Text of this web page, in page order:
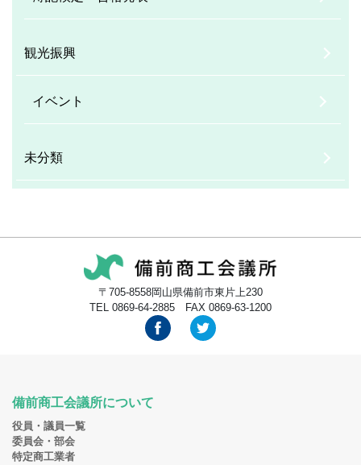
観光振興
イベント
未分類
〒705-8558岡山県備前市東片上230
TEL 0869-64-2885 FAX 0869-63-1200
備前商工会議所について
役員・議員一覧
委員会・部会
特定商工業者